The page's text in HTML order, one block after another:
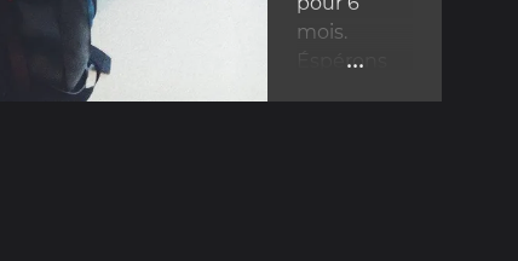
mois.
Éspérons
...